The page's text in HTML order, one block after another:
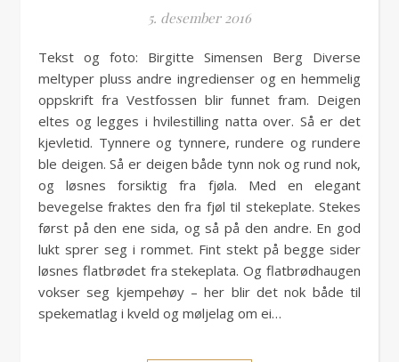
5. desember 2016
Tekst og foto: Birgitte Simensen Berg Diverse
meltyper pluss andre ingredienser og en hemmelig
oppskrift fra Vestfossen blir funnet fram. Deigen
eltes og legges i hvilestilling natta over. Så er det
kjevletid. Tynnere og tynnere, rundere og rundere
ble deigen. Så er deigen både tynn nok og rund nok,
og løsnes forsiktig fra fjøla. Med en elegant
bevegelse fraktes den fra fjøl til stekeplate. Stekes
først på den ene sida, og så på den andre. En god
lukt sprer seg i rommet. Fint stekt på begge sider
løsnes flatbrødet fra stekeplata. Og flatbrødhaugen
vokser seg kjempehøy – her blir det nok både til
spekematlag i kveld og møljelag om ei…